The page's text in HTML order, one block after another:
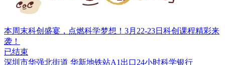
本周末科创盛宴，点燃科学梦想！3月22-23日科创课程精彩来
袭！
已结束
深圳市华强北街道 华新地铁站A1出口24小时科学银行